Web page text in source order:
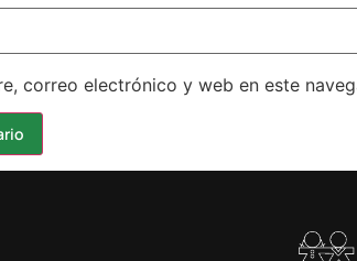
correo electrónico y web en este